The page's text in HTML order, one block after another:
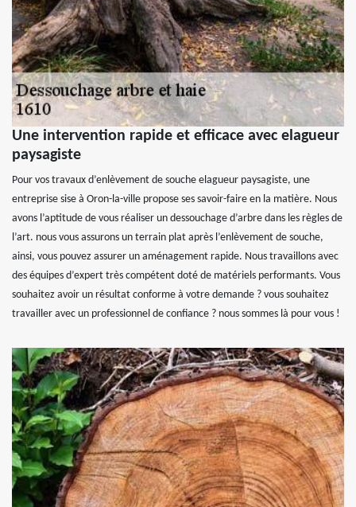
Une intervention rapide et efficace avec elagueur
paysagiste
Pour vos travaux d’enlèvement de souche elagueur paysagiste, une
entreprise sise à Oron-la-ville propose ses savoir-faire en la matière. Nous
avons l’aptitude de vous réaliser un dessouchage d’arbre dans les règles de
l’art. nous vous assurons un terrain plat après l’enlèvement de souche,
ainsi, vous pouvez assurer un aménagement rapide. Nous travaillons avec
des équipes d’expert très compétent doté de matériels performants. Vous
souhaitez avoir un résultat conforme à votre demande ? vous souhaitez
travailler avec un professionnel de confiance ? nous sommes là pour vous !